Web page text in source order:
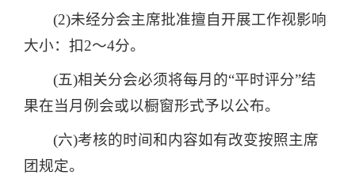
(2)未经分会主席批准擅自开展工作视影响
大小：扣2～4分。
(五)相关分会必须将每月的“平时评分”结
果在当月例会或以橱窗形式予以公布。
(六)考核的时间和内容如有改变按照主席
团规定。